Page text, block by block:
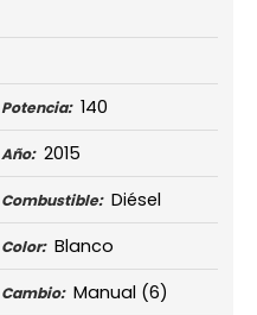
Potencia: 140
Año: 2015
Combustible: Diésel
Color: Blanco
Cambio: Manual (6)